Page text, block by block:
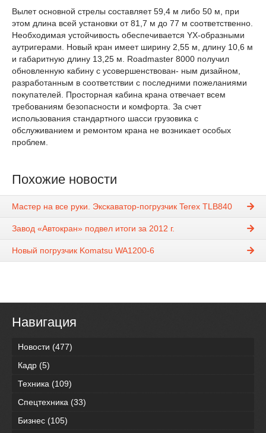
Вылет основной стрелы составляет 59,4 м либо 50 м, при
этом длина всей установки от 81,7 м до 77 м соответственно.
Необходимая устойчивость обеспечивается YX-образными
аутригерами. Новый кран имеет ширину 2,55 м, длину 10,6 м
и габаритную длину 13,25 м. Roadmaster 8000 получил
обновленную кабину с усовершенствован- ным дизайном,
разработанным в соответствии с последними пожеланиями
покупателей. Просторная кабина крана отвечает всем
требованиям безопасности и комфорта. За счет
использования стандартного шасси грузовика с
обслуживанием и ремонтом крана не возникает особых
проблем.
Похожие новости
Мастер на все руки. Экскаватор-погрузчик Terex TLB840
Завод «Автокран» подвел итоги за 2012 г.
Новый погрузчик Komatsu WA1200-6
Навигация
Новости (477)
Кадр (5)
Техника (109)
Спецтехника (33)
Бизнес (105)